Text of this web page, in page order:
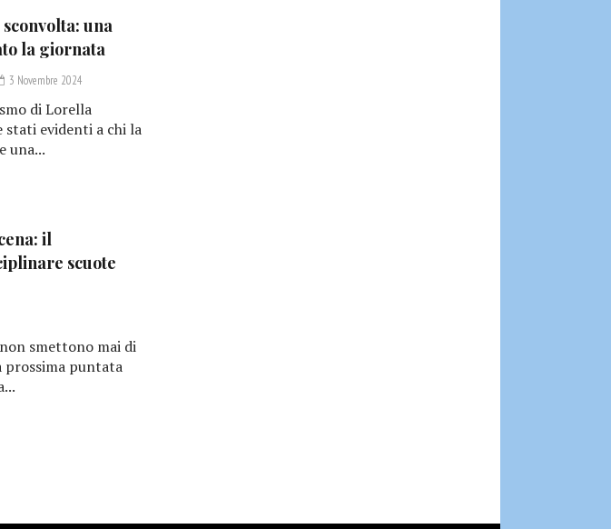
una
la giornata
3 Novembre 2024
di Lorella
stati evidenti a chi la
una...
il
scuote
smettono mai di
prossima puntata